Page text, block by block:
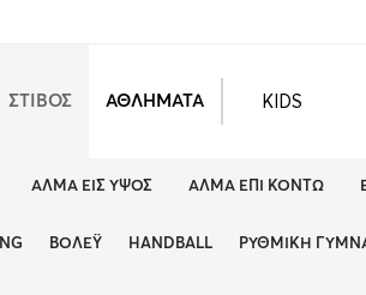
ΣΤΙΒΟΣ ΑΘΛΗΜΑΤΑ KIDS
ΆΛΜΑ ΕΙΣ ΎΨΟΣ ΆΛΜΑ ΕΠΊ ΚΟΝΤΏ
ΒΌΛΕΫ HANDBALL ΡΥΘΜΙΚΉ